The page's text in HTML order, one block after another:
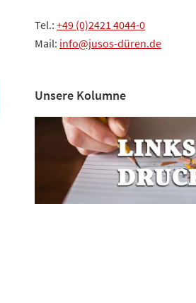
Tel.: +49 (0)2421 4044-0
Mail: info@jusos-düren.de
Unsere Kolumne